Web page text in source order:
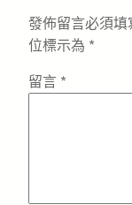
發佈留言必須填
位標示為 *
留言 *